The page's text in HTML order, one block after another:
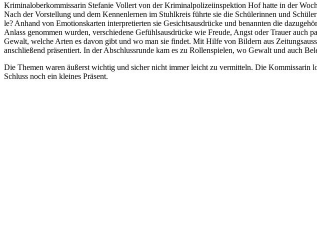
Kri­mi­nal­ober­kom­mis­sa­rin Ste­fa­nie Vollert von der Kri­mi­nal­po­li­zei­in­spek­ti­on Hof hat­te in der
Nach der Vor­stel­lung und dem Ken­nen­ler­nen im Stuhl­kreis führ­te sie die Schü­le­rin­nen und
le? Anhand von Emo­ti­ons­kar­ten inter­pre­tier­ten sie Gesichts­aus­drü­cke und benann­ten die
Anlass genom­men wur­den, ver­schie­de­ne Gefühls­aus­drü­cke wie Freu­de, Angst oder Trau­er
Gewalt, wel­che Arten es davon gibt und wo man sie fin­det. Mit Hil­fe von Bil­dern aus
anschlie­ßend prä­sen­tiert. In der Abschluss­run­de kam es zu Rol­len­spie­len, wo Gewalt und auch
Die The­men waren äußerst wich­tig und sicher nicht immer leicht zu ver­mit­teln. Die Kom­mis­sa­rin
Schluss noch ein klei­nes Prä­sent.